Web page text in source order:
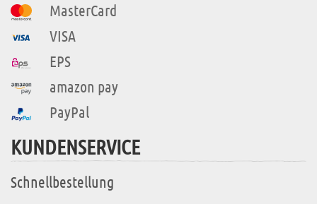
MasterCard
VISA
EPS
amazon pay
PayPal
KUNDENSERVICE
Schnellbestellung